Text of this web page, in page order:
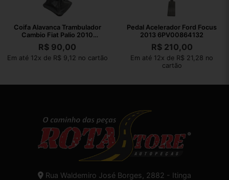
Coifa Alavanca Trambulador
Cambio Fiat Palio 2010
1001731010
R$ 90,00
Em até 12x de R$ 9,12 no cartão
Pedal Acelerador Ford Focus
2013 6PV00864132
R$210,00
Em até 12x de R$ 21,28 no
cartão
Rua Waldemiro José Borges, 2882 - Itinga